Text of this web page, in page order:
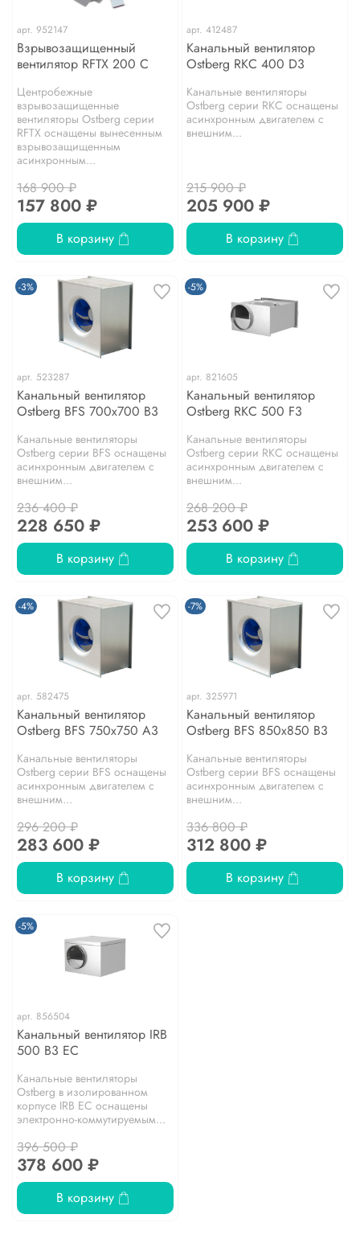
арт. 952147
Взрывозащищенный
вентилятор RFTX 200 C
Центробежные
взрывозащищенные
вентиляторы Ostberg серии
RFТХ оснащены вынесенным
взрывозащищенным
асинхронным...
168 900 ₽
157 800 ₽
В корзину
арт. 412487
Канальный вентилятор
Ostberg RKС 400 D3
Канальные вентиляторы
Ostberg серии RKС оснащены
асинхронным двигателем с
внешним...
215 900 ₽
205 900 ₽
В корзину
-3%
арт. 523287
Канальный вентилятор
Ostberg BFS 700x700 B3
Канальные вентиляторы
Ostberg серии BFS оснащены
асинхронным двигателем с
внешним...
236 400 ₽
228 650 ₽
В корзину
-5%
арт. 821605
Канальный вентилятор
Ostberg RKС 500 F3
Канальные вентиляторы
Ostberg серии RKС оснащены
асинхронным двигателем с
внешним...
268 200 ₽
253 600 ₽
В корзину
-4%
арт. 582475
Канальный вентилятор
Ostberg BFS 750x750 A3
Канальные вентиляторы
Ostberg серии BFS оснащены
асинхронным двигателем с
внешним...
296 200 ₽
283 600 ₽
В корзину
-7%
арт. 325971
Канальный вентилятор
Ostberg BFS 850x850 B3
Канальные вентиляторы
Ostberg серии BFS оснащены
асинхронным двигателем с
внешним...
336 800 ₽
312 800 ₽
В корзину
-5%
арт. 856504
Канальный вентилятор IRB
500 B3 EC
Канальные вентиляторы
Ostberg в изолированном
корпусе IRB EC оснащены
электронно-коммутируемым...
396 500 ₽
378 600 ₽
В корзину